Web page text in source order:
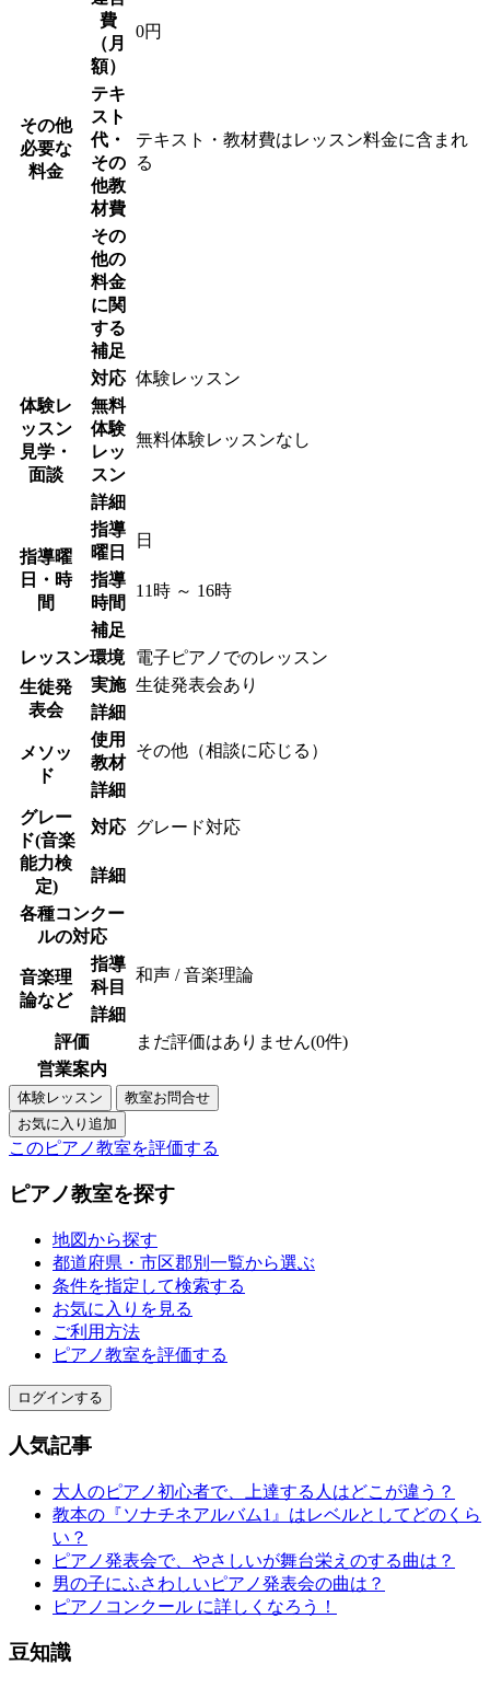
その他
必要な
料金
費
（月
額）
0円
テキ
スト
代・
その
他教
材費
テキスト・教材費はレッスン料金に含まれ
る
その
他の
料金
に関
する
補足
体験レ
ッスン
見学・
面談
対応 体験レッスン
無料
体験
レッ
スン
無料体験レッスンなし
詳細
指導曜
日・時
間
指導
曜日
日
指導
時間
11時 ～ 16時
補足
レッスン環境
電子ピアノでのレッスン
生徒発
表会
実施 生徒発表会あり
詳細
メソッ
ド
使用
教材
その他（相談に応じる）
詳細
グレー
ド(音楽
能力検
定)
対応 グレード対応
詳細
各種コンクー
ルの対応
音楽理
論など
指導
科目
和声 / 音楽理論
詳細
評価
まだ評価はありません(0件)
営業案内
このピアノ教室を評価する
ピアノ教室を探す
地図から探す
都道府県・市区郡別一覧から選ぶ
条件を指定して検索する
お気に入りを見る
ご利用方法
ピアノ教室を評価する
ログインする
人気記事
大人のピアノ初心者で、上達する人はどこが違う？
教本の『ソナチネアルバム1』はレベルとしてどのくら
い？
ピアノ発表会で、やさしいが舞台栄えのする曲は？
男の子にふさわしいピアノ発表会の曲は？
ピアノコンクール に詳しくなろう！
豆知識